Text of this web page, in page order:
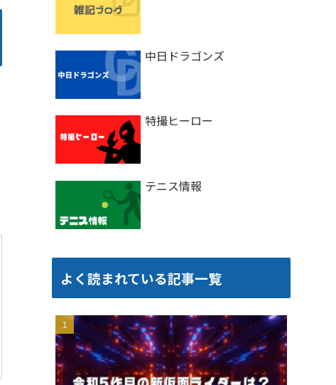
中日ドラゴンズ
特撮ヒーロー
テニス情報
よく読まれている記事一覧